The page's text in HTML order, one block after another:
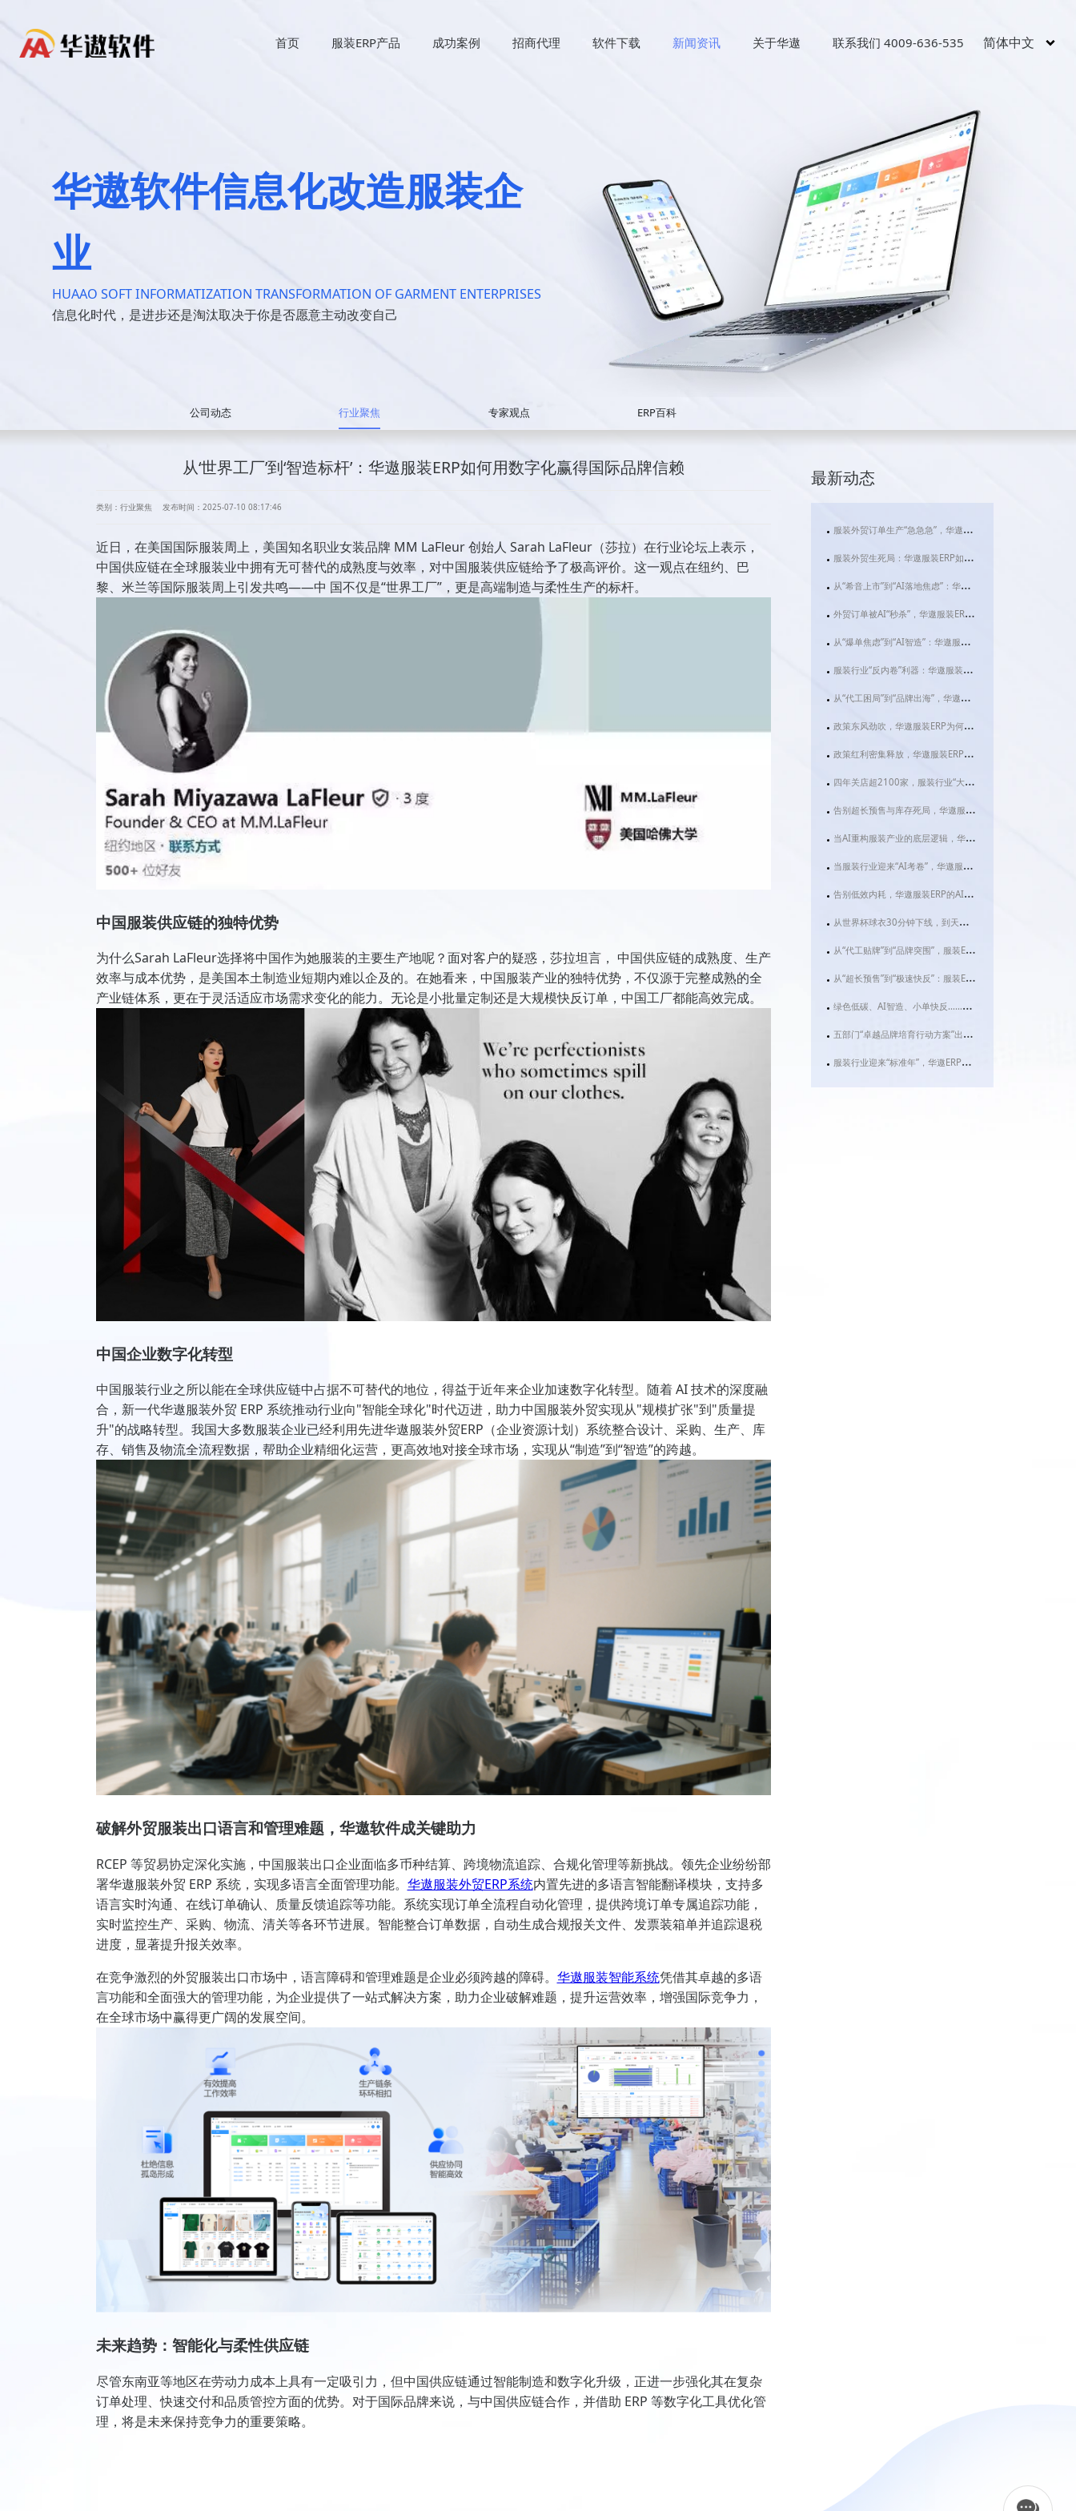
首页 服装ERP产品 成功案例 招商代理 软件下载 新闻资讯 关于华遨 联系我们 4009-636-535 简体中文
华遨软件信息化改造服装企
业
HUAAO SOFT INFORMATIZATION TRANSFORMATION OF GARMENT ENTERPRISES
信息化时代，是进步还是淘汰取决于你是否愿意主动改变自己
公司动态 行业聚焦 专家观点 ERP百科
从‘世界工厂’到‘智造标杆’：华遨服装ERP如何用数字化赢得国际品牌信赖
类别：行业聚焦 发布时间：2025-07-10 08:17:46
近日，在美国国际服装周上，美国知名职业女装品牌 MM LaFleur 创始人 Sarah LaFleur（莎拉）在行业论坛上表示，
中国供应链在全球服装业中拥有无可替代的成熟度与效率，对中国服装供应链给予了极高评价。这一观点在纽约、巴
黎、米兰等国际服装周上引发共鸣——中 国不仅是“世界工厂”，更是高端制造与柔性生产的标杆。
中国服装供应链的独特优势
为什么Sarah LaFleur选择将中国作为她服装的主要生产地呢？面对客户的疑惑，莎拉坦言， 中国供应链的成熟度、生产
效率与成本优势，是美国本土制造业短期内难以企及的。在她看来，中国服装产业的独特优势，不仅源于完整成熟的全
产业链体系，更在于灵活适应市场需求变化的能力。无论是小批量定制还是大规模快反订单，中国工厂都能高效完成。
中国企业数字化转型
中国服装行业之所以能在全球供应链中占据不可替代的地位，得益于近年来企业加速数字化转型。随着 AI 技术的深度融
合，新一代华遨服装外贸 ERP 系统推动行业向"智能全球化"时代迈进，助力中国服装外贸实现从"规模扩张"到"质量提
升"的战略转型。我国大多数服装企业已经利用先进华遨服装外贸ERP（企业资源计划）系统整合设计、采购、生产、库
存、销售及物流全流程数据，帮助企业精细化运营，更高效地对接全球市场，实现从“制造”到“智造”的跨越。
破解外贸服装出口语言和管理难题，华遨软件成关键助力
RCEP 等贸易协定深化实施，中国服装出口企业面临多币种结算、跨境物流追踪、合规化管理等新挑战。领先企业纷纷部
署华遨服装外贸 ERP 系统，实现多语言全面管理功能。 华遨服装外贸ERP系统内置先进的多语言智能翻译模块，支持多
语言实时沟通、在线订单确认、质量反馈追踪等功能。系统实现订单全流程自动化管理，提供跨境订单专属追踪功能，
实时监控生产、采购、物流、清关等各环节进展。智能整合订单数据，自动生成合规报关文件、发票装箱单并追踪退税
进度，显著提升报关效率。
在竞争激烈的外贸服装出口市场中，语言障碍和管理难题是企业必须跨越的障碍。 华遨服装智能系统凭借其卓越的多语
言功能和全面强大的管理功能，为企业提供了一站式解决方案，助力企业破解难题，提升运营效率，增强国际竞争力，
在全球市场中赢得更广阔的发展空间。
未来趋势：智能化与柔性供应链
尽管东南亚等地区在劳动力成本上具有一定吸引力，但中国供应链通过智能制造和数字化升级，正进一步强化其在复杂
订单处理、快速交付和品质管控方面的优势。对于国际品牌来说，与中国供应链合作，并借助 ERP 等数字化工具优化管
理，将是未来保持竞争力的重要策略。
最新动态
服装外贸订单生产“急急急”，华遨服装ERP系统用AI拆解行业“生死时速”
服装外贸生死局：华遨服装ERP如何用AI拆解“快反”与“碎片化”难题？
从“希音上市”到“AI落地焦虑”：华遨服装ERP如何成为服装企业破局的数字基建
外贸订单被AI“秒杀”，华遨服装ERP用技术重构服装行业利润新法则
从“爆单焦虑”到“AI智造”：华遨服装ERP如何让服装企业告别“肉身管理”时代
服装行业“反内卷”利器：华遨服装ERP，如何让您的企业利润实现飞跃式增长？
从“代工困局”到“品牌出海”，华遨服装ERP如何为服装企业装上数智化“引擎”？
政策东风劲吹，华遨服装ERP为何成为服装企业数字化转型的“必选项”？
政策红利密集释放，华遨服装ERP系统助力服装企业抢占数智化转型先机
四年关店超2100家，服装行业“大店化”转型背后：华遨服装ERP如何破解效率困局？
告别超长预售与库存死局，华遨服装ERP正让服装企业跑出智造加速度
当AI重构服装产业的底层逻辑，华遨服装ERP如何让“快反”不再只是一句口号？
当服装行业迎来“AI考卷”，华遨服装ERP用这两项功能交出满分答案
告别低效内耗，华遨服装ERP的AI助手如何让服装老板“躺赢”？
从世界杯球衣30分钟下线，到天门千亿服装产业：华遨服装ERP为何成为2026服装企业的“数字必修课”？
从“代工贴牌”到“品牌突围”，服装ERP成织造金三角的“数字粘合剂”
从“超长预售”到“极速快反”：服装ERP才是品牌破局的关键变量
绿色低碳、AI智造、小单快反……2026服装行业大变局下，为什么你的企业急需一套真正的服装ERP？
五部门“卓越品牌培育行动方案”出台，服装企业如何借华遨ERP抢占先机？
服装行业迎来“标准年”，华遨ERP用数字化快反为品质中国添砖加瓦